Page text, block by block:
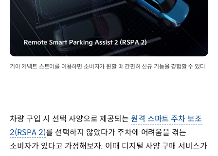
기아 커넥트 스토어를 이용하면 소비자가 원할 때 간편히 신규 기능을 경험할 수 있다
차량 구입 시 선택 사양으로 제공되는 원격 스마트 주차 보조
2(RSPA 2)를 선택하지 않았다가 주차에 어려움을 겪는
소비자가 있다고 가정해보자. 이때 디지털 사양 구매 서비스가